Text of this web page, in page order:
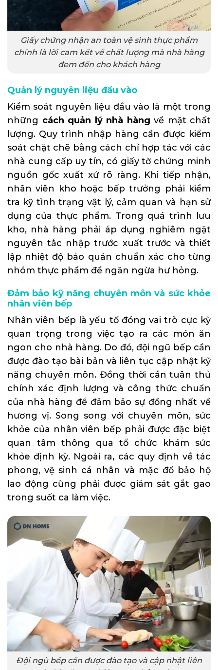
Giấy chứng nhận an toàn vệ sinh thực phẩm
chính là lời cam kết về chất lượng mà nhà hàng
đem đến cho khách hàng
Quản lý nguyên liệu đầu vào
Kiểm soát nguyên liệu đầu vào là một trong
những cách quản lý nhà hàng về mặt chất
lượng. Quy trình nhập hàng cần được kiểm
soát chặt chẽ bằng cách chỉ hợp tác với các
nhà cung cấp uy tín, có giấy tờ chứng minh
nguồn gốc xuất xứ rõ ràng. Khi tiếp nhận,
nhân viên kho hoặc bếp trưởng phải kiểm
tra kỹ tình trạng vật lý, cảm quan và hạn sử
dụng của thực phẩm. Trong quá trình lưu
kho, nhà hàng phải áp dụng nghiêm ngặt
nguyên tắc nhập trước xuất trước và thiết
lập nhiệt độ bảo quản chuẩn xác cho từng
nhóm thực phẩm để ngăn ngừa hư hỏng.
Đảm bảo kỹ năng chuyên môn và sức khỏe
nhân viên bếp
Nhân viên bếp là yếu tố đóng vai trò cực kỳ
quan trọng trong việc tạo ra các món ăn
ngon cho nhà hàng. Do đó, đội ngũ bếp cần
được đào tạo bài bản và liên tục cập nhật kỹ
năng chuyên môn. Đồng thời cần tuân thủ
chính xác định lượng và công thức chuẩn
của nhà hàng để đảm bảo sự đồng nhất về
hương vị. Song song với chuyên môn, sức
khỏe của nhân viên bếp phải được đặc biệt
quan tâm thông qua tổ chức khám sức
khỏe định kỳ. Ngoài ra, các quy định về tác
phong, vệ sinh cá nhân và mặc đồ bảo hộ
lao động cũng phải được giám sát gắt gao
trong suốt ca làm việc.
Đội ngũ bếp cần được đào tạo và cập nhật liên